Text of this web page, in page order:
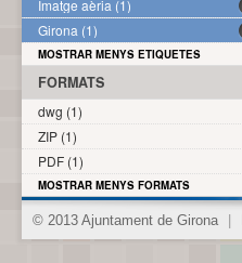
Imatge aèria (1)
Girona (1)
MOSTRAR MENYS ETIQUETES
FORMATS
dwg (1)
ZIP (1)
PDF (1)
MOSTRAR MENYS FORMATS
© 2013 Ajuntament de Girona